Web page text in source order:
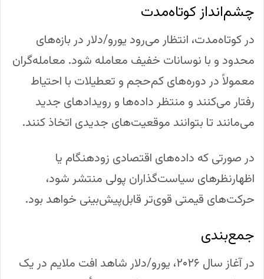
چشم‌انداز کوتاه‌مدت
در کوتاه‌مدت، انتظار می‌رود یورو/دلار در بازه‌های
محدود و با نوسانات خفیف معامله شود. معامله‌گران
معمولاً در دوره‌های کم‌حجم و تعطیلات با احتیاط
رفتار می‌کنند و منتظر داده‌ها و رویدادهای جدید
می‌مانند تا بتوانند موقعیت‌های جدیدی اتخاذ کنند.
در صورتی که داده‌های اقتصادی زودهنگام یا
اظهارنظرهای سیاست‌گذاران پولی منتشر شود،
حرکت‌های قیمتی قوی‌تر قابل‌پیش‌بینی خواهد بود.
جمع‌بندی
در آغاز سال ۲۰۲۶، یورو/دلار شاهد افت ملایم در یک